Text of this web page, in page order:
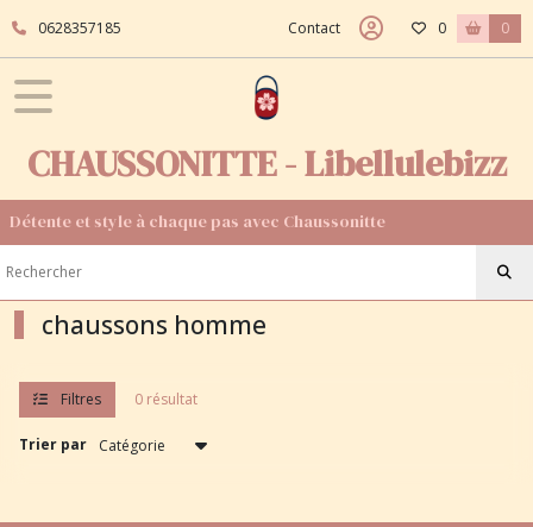
0628357185 Contact 0 0
CHAUSSONITTE - Libellulebizz
Détente et style à chaque pas avec Chaussonitte
chaussons homme
Filtres 0 résultat
Trier par
Fermer
FILTRES
Tous
Afficher
les
résultats